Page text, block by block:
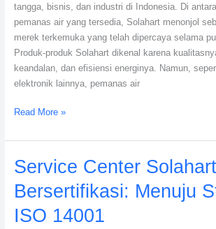
tangga, bisnis, dan industri di Indonesia. Di
pemanas air yang tersedia, Solahart menonjol
merek terkemuka yang telah dipercaya selama
Produk-produk Solahart dikenal karena
keandalan, dan efisiensi energinya. Namun,
elektronik lainnya, pemanas air
Read More »
Service Center Solahart
Bersertifikasi: Menuju
ISO 14001
Service
Center
Solahart
Bersertifikasi:
Menuju